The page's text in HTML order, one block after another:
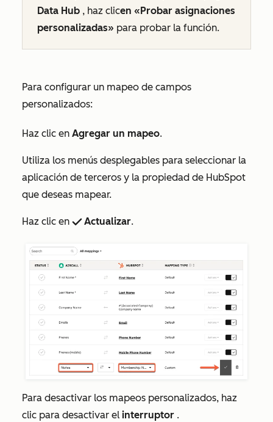
Data Hub , haz clicen «Probar asignaciones
personalizadas» para probar la función.
Para configurar un mapeo de campos
personalizados:
Haz clic en Agregar un mapeo.
Utiliza los menús desplegables para seleccionar la
aplicación de terceros y la propiedad de HubSpot
que deseas mapear.
Haz clic en success Actualizar.
Para desactivar los mapeos personalizados, haz
clic para desactivar el interruptor .